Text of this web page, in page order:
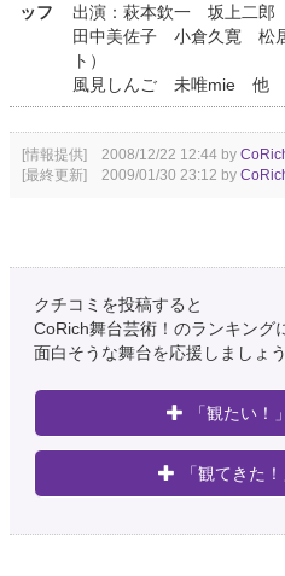
ッフ
出演：萩本欽一 坂上二郎
田中美佐子 小倉久寛 松
ト）
風見しんご 未唯mie 他
[情報提供] 2008/12/22 12:44 by
[最終更新] 2009/01/30 23:12 by
クチコミを投稿すると
CoRich舞台芸術！のランキング
面白そうな舞台を応援しましょう
「観たい！
「観てきた